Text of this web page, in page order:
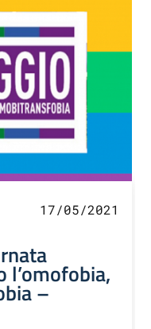
17/05/2021
l’omofobia,
–